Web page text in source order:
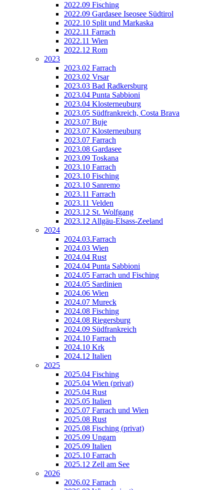
2022.09 Fisching
2022.09 Gardasee Iseosee Südtirol
2022.10 Split und Markaska
2022.11 Farrach
2022.11 Wien
2022.12 Rom
2023
2023.02 Farrach
2023.02 Vrsar
2023.03 Bad Radkersburg
2023.04 Punta Sabbioni
2023.04 Klosterneuburg
2023.05 Südfrankreich, Costa Brava
2023.07 Buje
2023.07 Klosterneuburg
2023.07 Farrach
2023.08 Gardasee
2023.09 Toskana
2023.10 Farrach
2023.10 Fisching
2023.10 Sanremo
2023.11 Farrach
2023.11 Velden
2023.12 St. Wolfgang
2023.12 Allgäu-Elsass-Zeeland
2024
2024.03.Farrach
2024.03 Wien
2024.04 Rust
2024.04 Punta Sabbioni
2024.05 Farrach und Fisching
2024.05 Sardinien
2024.06 Wien
2024.07 Mureck
2024.08 Fisching
2024.08 Riegersburg
2024.09 Südfrankreich
2024.10 Farrach
2024.10 Krk
2024.12 Italien
2025
2025.04 Fisching
2025.04 Wien (privat)
2025.04 Rust
2025.05 Italien
2025.07 Farrach und Wien
2025.08 Rust
2025.08 Fisching (privat)
2025.09 Ungarn
2025.09 Italien
2025.10 Farrach
2025.12 Zell am See
2026
2026.02 Farrach